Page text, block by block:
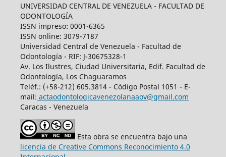
UNIVERSIDAD CENTRAL DE VENEZUELA - FACULTAD DE
ODONTOLOGÍA
ISSN impreso: 0001-6365
ISSN online: 3079-7187
Universidad Central de Venezuela - Facultad de
Odontología - RIF: J-30675328-1
Av. Los Ilustres, Ciudad Universitaria, Edif. Facultad de
Odontología, Los Chaguaramos
Teléf.: (+58-212) 605.3814 - Código Postal 1051 - E-
mail: actaodontologicavenezolanaaov@gmail.com
Caracas - Venezuela
Esta obra se encuentra bajo una
licencia de Creative Commons Reconocimiento 4.0